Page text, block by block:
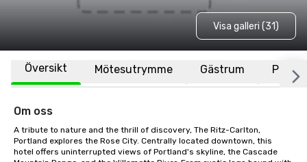
Visa galleri (31)
Översikt Mötesutrymme Gästrum Plats
Om oss
A tribute to nature and the thrill of discovery, The Ritz-Carlton,
Portland explores the Rose City. Centrally located downtown, this
hotel offers uninterrupted views of Portland's skyline, the Cascade